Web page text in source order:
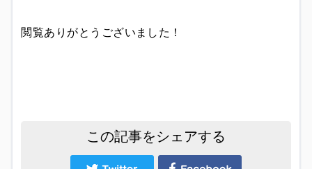
閲覧ありがとうございました！
この記事をシェアする